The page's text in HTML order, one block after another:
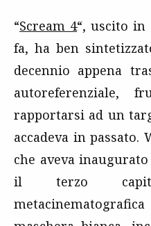
“Scream 4“, uscito in
fa, ha ben
decennio appena
autoreferenziale,
rapportarsi ad un
accadeva in passato.
che aveva
il terzo